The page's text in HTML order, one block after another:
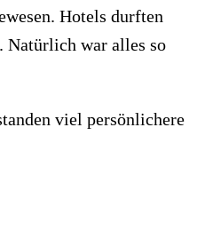
Hotels durften
Natürlich war alles so
viel persönlichere